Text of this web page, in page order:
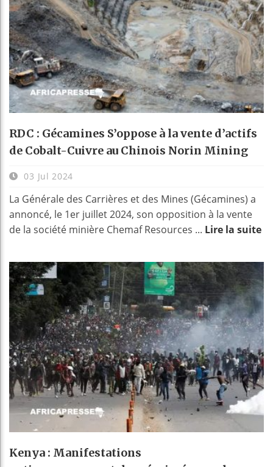
RDC : Gécamines S’oppose à la vente d’actifs
de Cobalt-Cuivre au Chinois Norin Mining
03 Jul 2024
La Générale des Carrières et des Mines (Gécamines) a
annoncé, le 1er juillet 2024, son opposition à la vente
de la société minière Chemaf Resources ... Lire la suite
Kenya : Manifestations